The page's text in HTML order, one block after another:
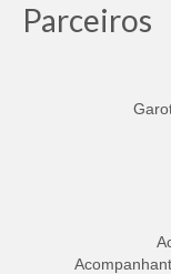
Parceiros